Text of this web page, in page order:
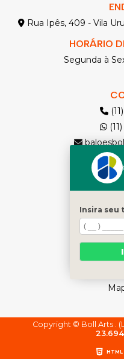
Rua Ipês, 409 - Vila
HORÁRIO
Segunda à
(11)
Solicite
Copyright © Boll Arts .
HTML
Insira seu